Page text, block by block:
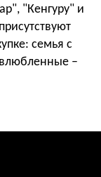
"Кенгуру" и
семья с
–